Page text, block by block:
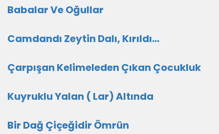
Babalar Ve Oğullar
Camdandı Zeytin Dalı, Kırıldı…
Çarpışan Kelimeleden Çıkan Çocukluk
Kuyruklu Yalan ( Lar) Altında
Bir Dağ Çiçeğidir Ömrün